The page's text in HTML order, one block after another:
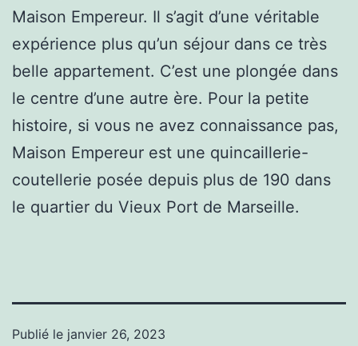
Maison Empereur. Il s’agit d’une véritable
expérience plus qu’un séjour dans ce très
belle appartement. C’est une plongée dans
le centre d’une autre ère. Pour la petite
histoire, si vous ne avez connaissance pas,
Maison Empereur est une quincaillerie-
coutellerie posée depuis plus de 190 dans
le quartier du Vieux Port de Marseille.
Publié le janvier 26, 2023